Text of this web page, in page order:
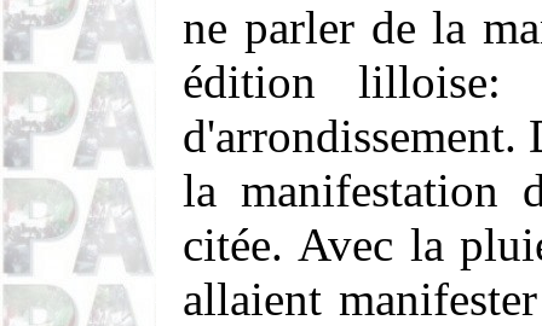
ne parler de la
édition lilloise:
d'arrondissement.
la manifestation
citée. Avec la
allaient